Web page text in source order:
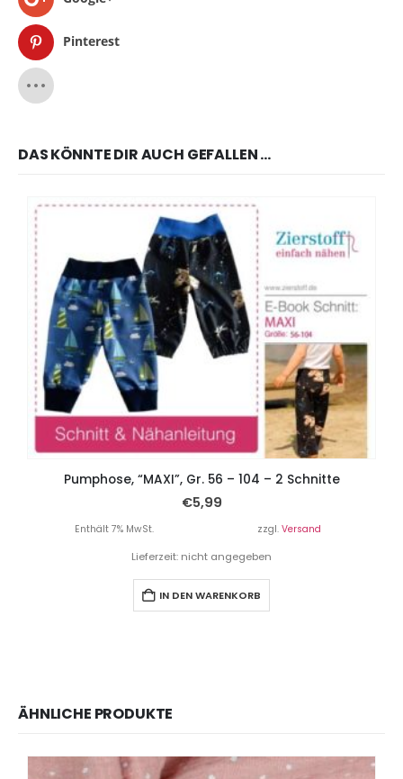
Pinterest
DAS KÖNNTE DIR AUCH GEFALLEN …
Pumphose, “MAXI”, Gr. 56 – 104 – 2 Schnitte
€5,99
Enthält 7% MwSt. zzgl. Versand
Lieferzeit: nicht angegeben
IN DEN WARENKORB
ÄHNLICHE PRODUKTE